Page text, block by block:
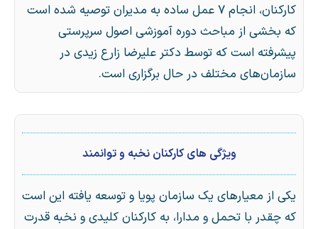
کارکنان، انجام ۷ عمل ساده به مدیران توصیه شده است
که بخشی از مباحث دوره آموزشی اصول سرپرستی
پیشرفته است که توسط دکتر علیرضا زارع زیدی در
سازمان‌های مختلف در حال برگزاری است.
ویژگی های کارکنان نخبه و توانمند
یکی از معیارهای یک سازمان پویا و توسعه یافته این است
که چقدر با تحمل و مدارا، به کارکنان کلیدی و نخبه قدرت